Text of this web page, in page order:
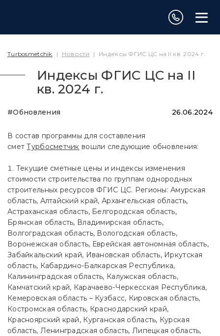
Turbosmetchik | Новости | Индексы ФГИС ЦС на II кв. 2024 г.
Индексы ФГИС ЦС на II
кв. 2024 г.
#Обновления 26.06.2024
В состав программы для составления
сметТурбосметчик вошли следующие обновления:
Текущие сметные цены и индексы изменения
стоимости строительства по группам однородных
строительных ресурсов ФГИС ЦС. Регионы: Амурская
область, Алтайский край, Архангельская область,
Астраханская область, Белгородская область,
Брянская область, Владимирская область,
Волгоградская область, Вологодская область,
Воронежская область, Еврейская автономная область,
Забайкальский край, Ивановская область, Иркутская
область, Кабардино-Балкарская Республика,
Калининградская область, Калужская область,
Камчатский край, Карачаево-Черкесская Республика,
Кемеровская область – Кузбасс, Кировская область,
Костромская область, Краснодарский край,
Красноярский край, Курганская область, Курская
область, Ленинградская область, Липецкая область,